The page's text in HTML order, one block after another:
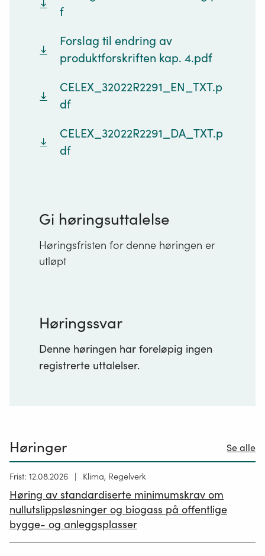
f
Forslag til endring av
produktforskriften kap. 4.pdf
CELEX_32022R2291_EN_TXT.p
df
CELEX_32022R2291_DA_TXT.p
df
Gi høringsuttalelse
Høringsfristen for denne høringen er
utløpt
Høringssvar
Denne høringen har foreløpig ingen
registrerte uttalelser.
Høringer Se alle
Høring
publisert
12.05.2026
Frist: 12.08.2026 Klima, Regelverk
Høring av standardiserte minimumskrav om
nullutslippsløsninger og biogass på offentlige
bygge- og anleggsplasser